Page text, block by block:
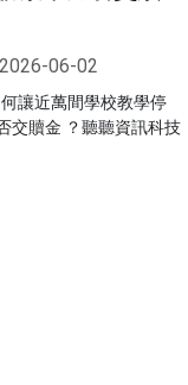
2026-06-02
讓近萬間學校教學停
交贖金 ？聽聽資訊科技